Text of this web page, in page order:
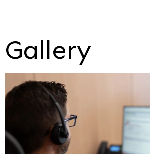
Gallery